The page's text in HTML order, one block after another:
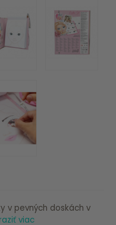
v pevných doskách v
viac